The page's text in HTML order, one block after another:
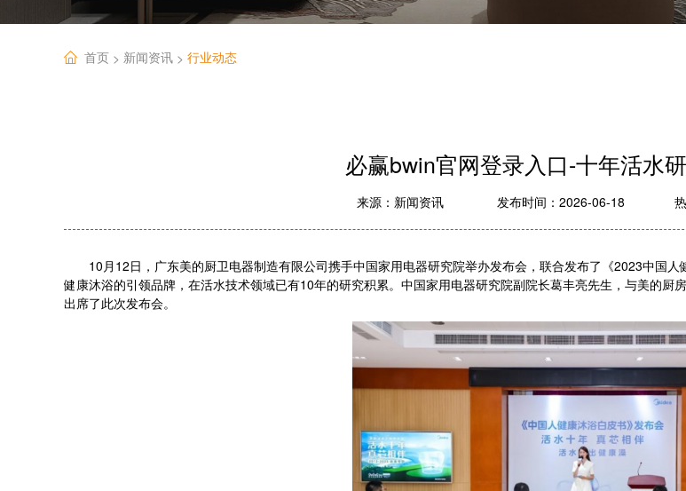
首页 > 新闻资讯 > 行业动态
必赢bwin官网登录入口-十年活水
来源： 新闻资讯 发布时间：2026-06-18
10月12日，广东美的厨卫电器制造有限公司携手中国家用电器研究院举办发布会，联合发布了《2023中国人
健康沐浴的引领品牌，在活水技术领域已有10年的研究积累。中国家用电器研究院副院长葛丰亮先生，与美的
出席了此次发布会。